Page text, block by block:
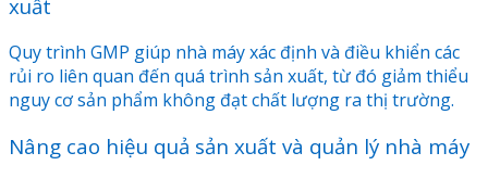
xuất
Quy trình GMP giúp nhà máy xác định và điều khiển các
rủi ro liên quan đến quá trình sản xuất, từ đó giảm thiểu
nguy cơ sản phẩm không đạt chất lượng ra thị trường.
Nâng cao hiệu quả sản xuất và quản lý nhà máy